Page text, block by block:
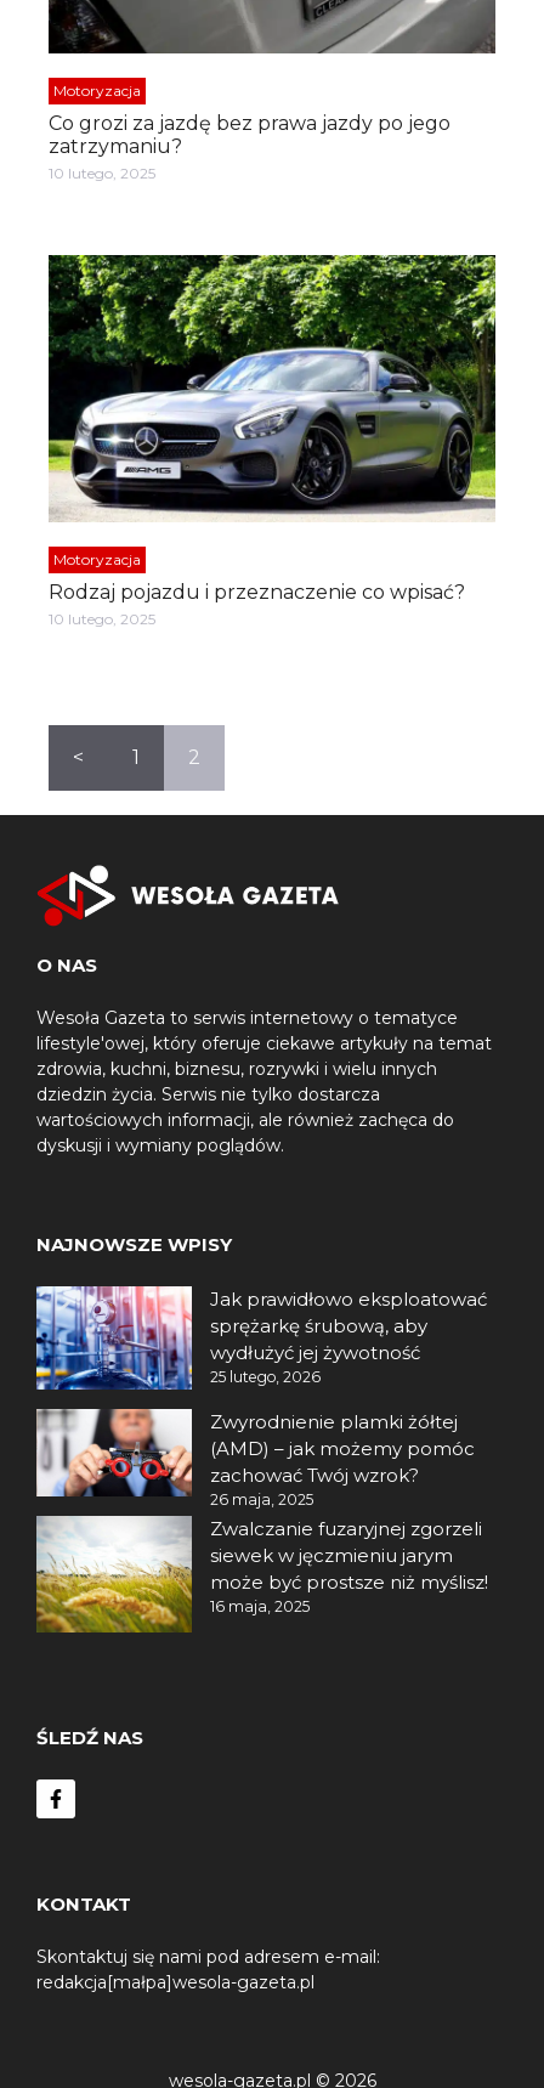
Motoryzacja
Co grozi za jazdę bez prawa jazdy po jego
zatrzymaniu?
10 lutego, 2025
Motoryzacja
Rodzaj pojazdu i przeznaczenie co wpisać?
10 lutego, 2025
< 1 2
O NAS
Wesoła Gazeta to serwis internetowy o tematyce
lifestyle'owej, który oferuje ciekawe artykuły na temat
zdrowia, kuchni, biznesu, rozrywki i wielu innych
dziedzin życia. Serwis nie tylko dostarcza
wartościowych informacji, ale również zachęca do
dyskusji i wymiany poglądów.
NAJNOWSZE WPISY
Jak prawidłowo eksploatować
sprężarkę śrubową, aby
wydłużyć jej żywotność
25 lutego, 2026
Zwyrodnienie plamki żółtej
(AMD) – jak możemy pomóc
zachować Twój wzrok?
26 maja, 2025
Zwalczanie fuzaryjnej zgorzeli
siewek w jęczmieniu jarym
może być prostsze niż myślisz!
16 maja, 2025
ŚLEDŹ NAS
KONTAKT
Skontaktuj się nami pod adresem e-mail:
redakcja[małpa]wesola-gazeta.pl
wesola-gazeta.pl © 2026